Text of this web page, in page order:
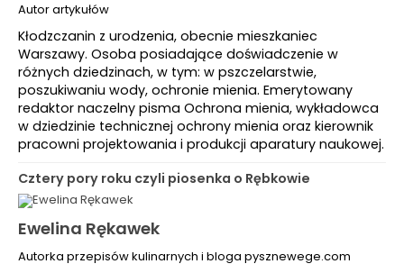
Autor artykułów
Kłodzczanin z urodzenia, obecnie mieszkaniec
Warszawy. Osoba posiadające doświadczenie w
różnych dziedzinach, w tym: w pszczelarstwie,
poszukiwaniu wody, ochronie mienia. Emerytowany
redaktor naczelny pisma Ochrona mienia, wykładowca
w dziedzinie technicznej ochrony mienia oraz kierownik
pracowni projektowania i produkcji aparatury naukowej.
Cztery pory roku czyli piosenka o Rębkowie
Ewelina Rękawek
Autorka przepisów kulinarnych i bloga pysznewege.com